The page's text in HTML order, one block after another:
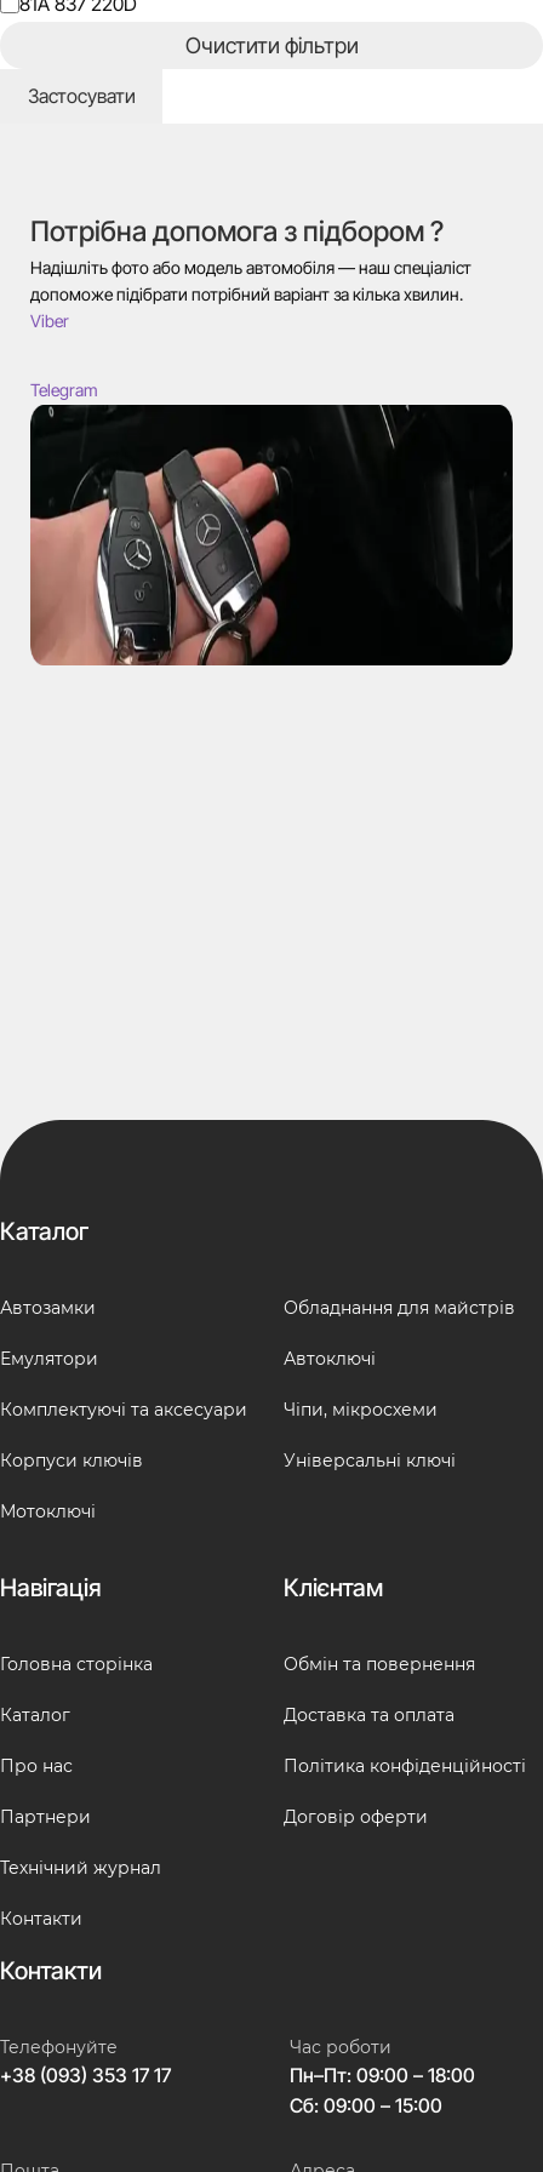
Очистити фільтри
Застосувати
Потрібна допомога з підбором ?
Надішліть фото або модель автомобіля — наш спеціаліст
допоможе підібрати потрібний варіант за кілька хвилин.
Viber
Telegram
Каталог
Автозамки
Емулятори
Комплектуючі та аксесуари
Корпуси ключів
Мотоключі
Обладнання для майстрів
Автоключі
Чіпи, мікросхеми
Універсальні ключі
Навігація
Головна сторінка
Каталог
Про нас
Партнери
Технічний журнал
Контакти
Клієнтам
Обмін та повернення
Доставка та оплата
Політика конфіденційності
Договір оферти
Контакти
Телефонуйте
+38 (093) 353 17 17
Час роботи
Пн–Пт: 09:00 – 18:00
Сб: 09:00 – 15:00